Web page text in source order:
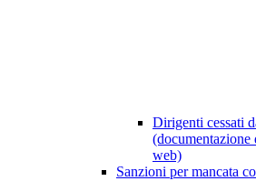
Dirigenti cessati
(documentazione
web)
Sanzioni per mancata